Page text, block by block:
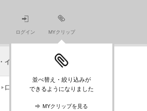
ログイン MYクリップ
並べ替え・絞り込みが
できるようになりました
MYクリップを見る
インテリアニュース
口コミから探す